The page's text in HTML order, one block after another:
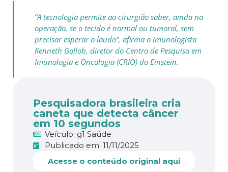
“A tecnologia permite ao cirurgião saber, ainda na
operação, se o tecido é normal ou tumoral, sem
precisar esperar o laudo”, afirma o imunologista
Kenneth Gollob, diretor do Centro de Pesquisa em
Imunologia e Oncologia (CRIO) do Einstein.
Pesquisadora brasileira cria
caneta que detecta câncer
em 10 segundos
Veículo: g1 Saúde
Publicado em: 11/11/2025
Acesse o conteúdo original aqui